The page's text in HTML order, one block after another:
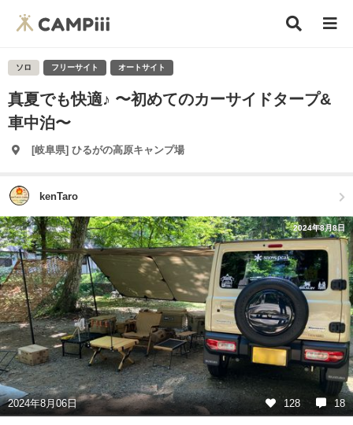
ソロ フリーサイト オートサイト
真夏でも快適♪ 〜初めてのカーサイドタープ&
車中泊〜
[岐阜県] ひるがの高原キャンプ場
kenTaro
2024年8月8日
2024年8月06日 128 18